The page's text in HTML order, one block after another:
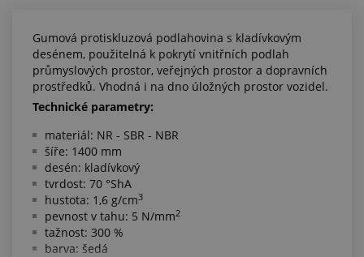
Gumová protiskluzová podlahovina s kladívkovým
desénem, použitelná k pokrytí vnitřních podlah
průmyslových prostor, veřejných prostor a dopravních
prostředků. Vhodná i na dno úložných prostor vozidel.
Technické parametry:
materiál: NR - SBR - NBR
šíře: 1400 mm
desén: kladívkový
tvrdost: 70 °ShA
hustota: 1,6 g/cm3
pevnost v tahu: 5 N/mm2
tažnost: 300 %
barva: šedá